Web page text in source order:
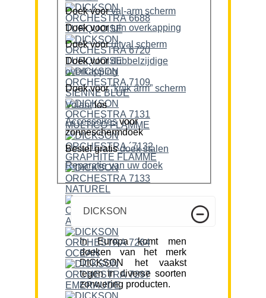
Doek voor
val-arm scherm
Doek voor
tuin overkapping
Doek voor
uitval scherm
Doek voordubbelzijdige
overkapping
Doek voor
“knik arm” scherm
Volantlos
Accessoiresvoor
zonneschermdoek
Bestel gratis doek stalen
Reparatie van uw doek
DICKSON
In Europa komt men
doeken van het merk
DICKSON het vaakst
tegen in diverse soorten
zonwering producten.